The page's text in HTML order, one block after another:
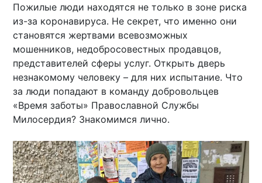
Пожилые люди находятся не только в зоне риска
из-за коронавируса. Не секрет, что именно они
становятся жертвами всевозможных
мошенников, недобросовестных продавцов,
представителей сферы услуг. Открыть дверь
незнакомому человеку – для них испытание. Что
за люди попадают в команду добровольцев
«Время заботы» Православной Службы
Милосердия? Знакомимся лично.